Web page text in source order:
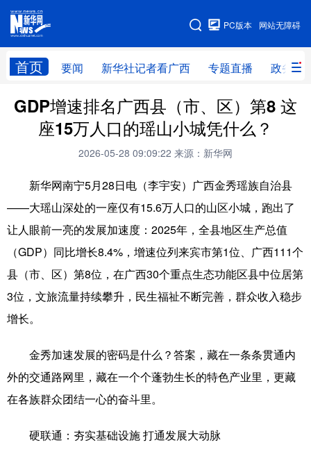
网站无障碍
PC版本
首页 要闻 新华社记者看广西 专题直播 政务信
网站地图
广西频道
要闻 新华社记者 专题直播 政务信息
新华网导航
学习进行时 高层 时政 人事
国际 财经 网评 港澳
台湾 思客智库 全球连线 教育
健康 军事 访谈 视频
图片 中央文件
GDP增速排名广西县（市、区）第8 这
座15万人口的瑶山小城凭什么？
2026-05-28 09:09:22 来源：新华网
新华网南宁5月28日电（李宇安）广西金秀瑶族自治县
——大瑶山深处的一座仅有15.6万人口的山区小城，跑出了
让人眼前一亮的发展加速度：2025年，全县地区生产总值
（GDP）同比增长8.4%，增速位列来宾市第1位、广西111个
县（市、区）第8位，在广西30个重点生态功能区县中位居第
3位，文旅流量持续攀升，民生福祉不断完善，群众收入稳步
增长。
金秀加速发展的密码是什么？答案，藏在一条条贯通内
外的交通路网里，藏在一个个蓬勃生长的特色产业里，更藏
在各族群众团结一心的奋斗里。
硬联通：夯实基础设施 打通发展大动脉